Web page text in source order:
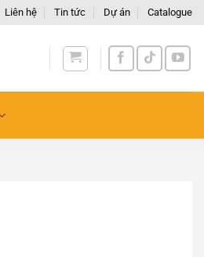
Liên hệ Tin tức Dự án Catalogue